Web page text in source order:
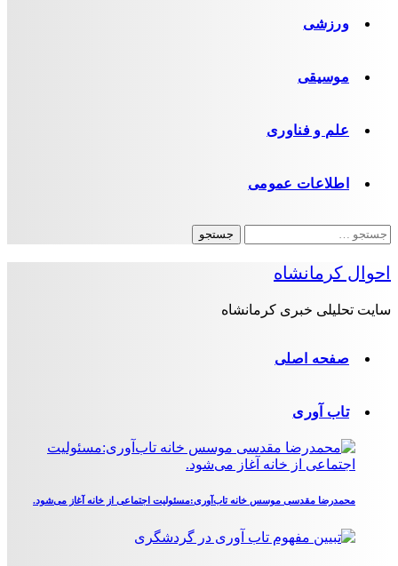
ورزشی
موسیقی
علم و فناوری
اطلاعات عمومی
جستجو
برای:
احوال کرمانشاه
سایت تحلیلی خبری کرمانشاه
صفحه اصلی
تاب آوری
محمدرضا مقدسی موسس خانه تاب‌آوری:مسئولیت اجتماعی از خانه آغاز می‌شود.